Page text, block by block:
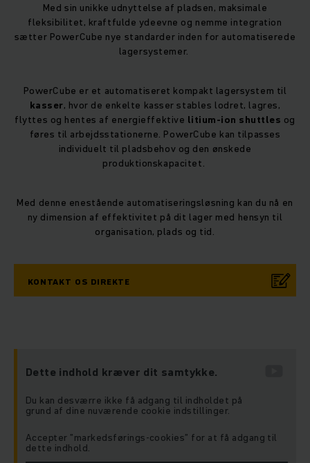
Med sin unikke udnyttelse af pladsen, maksimale
fleksibilitet, kraftfulde ydeevne og nemme integration
sætter PowerCube nye standarder inden for automatiserede
lagersystemer.
PowerCube er et automatiseret kompakt lagersystem til
kasser, hvor de enkelte kasser stables lodret, lagres,
flyttes og hentes af energieffektive litium-ion shuttles og
føres til arbejdsstationerne. PowerCube kan tilpasses
individuelt til pladsbehov og den ønskede
produktionskapacitet.
Med denne enestående automatiseringsløsning kan du nå en
ny dimension af effektivitet på dit lager med hensyn til
organisation, plads og tid.
KONTAKT OS DIREKTE
Dette indhold kræver dit samtykke.
Du kan desværre ikke få adgang til indholdet på
grund af dine nuværende cookie indstillinger.
Accepter ”markedsførings-cookies” for at få adgang til
dette indhold.